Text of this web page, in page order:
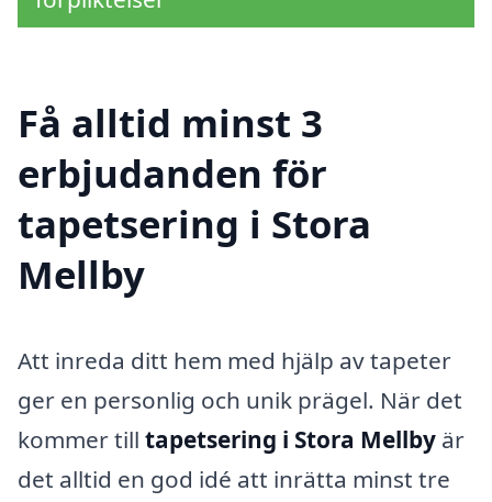
Få alltid minst 3
erbjudanden för
tapetsering i Stora
Mellby
Att inreda ditt hem med hjälp av tapeter
ger en personlig och unik prägel. När det
kommer till tapetsering i Stora Mellby är
det alltid en god idé att inrätta minst tre